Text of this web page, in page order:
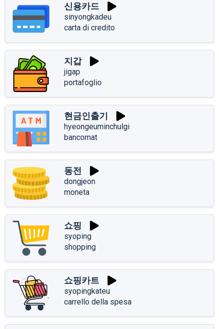
신용카드
sinyongkadeu
carta di credito
지갑
jigap
portafoglio
현금인출기
hyeongeuminchulgi
bancomat
동전
dongjeon
moneta
쇼핑
syoping
shopping
쇼핑카트
syopingkateu
carrello della spesa